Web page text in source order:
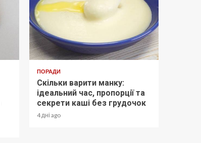
ПОРАДИ
Скільки варити манку:
ідеальний час, пропорції та
секрети каші без грудочок
4 дні ago